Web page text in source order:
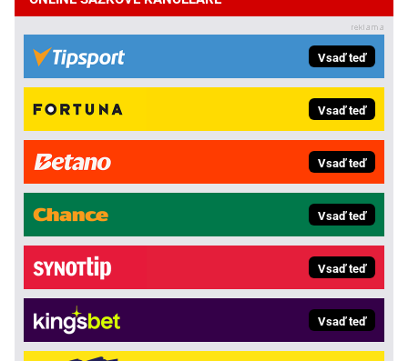
Vsaď teď
Vsaď teď
Vsaď teď
Vsaď teď
Vsaď teď
Vsaď teď